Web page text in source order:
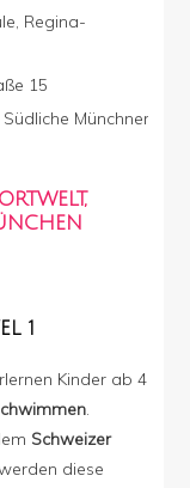
Regina-
15
Münchner
1
Kinder ab 4
.
Schweizer
diese